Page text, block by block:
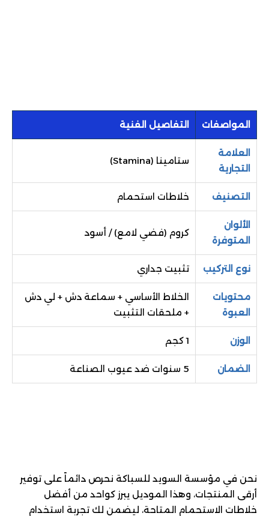
المواصفات التفاصيل الفنية
العلامة
التجارية
ستامينا (Stamina)
التصنيف خلاطات استحمام
الألوان
المتوفرة
كروم (فضي لامع) / أسود
نوع التركيب تثبيت جداري
محتويات
العبوة
الخلاط الأساسي + سماعة دش + لي دش
+ ملحقات التثبيت
الوزن 1 كجم
الضمان 5 سنوات ضد عيوب الصناعة
نحن في مؤسسة السويد للسباكة نحرص دائماً على توفير
أرقى المنتجات، وهذا الموديل يبرز كواحد من أفضل
خلاطات الاستحمام المتاحة، ليضمن لك تجربة استخدام